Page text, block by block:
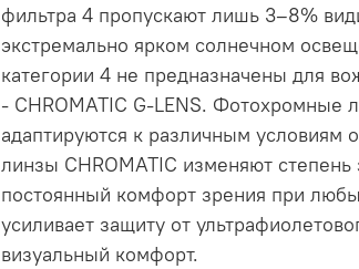
фильтра 4 пропускают лишь 3–8%
экстремально ярком солнечном
категории 4 не предназначены для
- CHROMATIC G-LENS.
адаптируются к различным условиям
линзы CHROMATIC изменяют степень
постоянный комфорт зрения при
усиливает защиту от
визуальный комфорт.